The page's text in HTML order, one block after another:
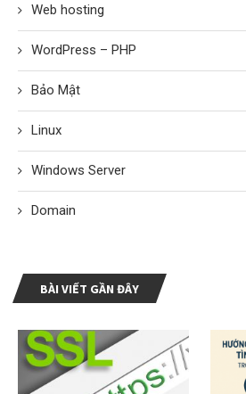
Web hosting
WordPress – PHP
Bảo Mật
Linux
Windows Server
Domain
BÀI VIẾT GẦN ĐÂY